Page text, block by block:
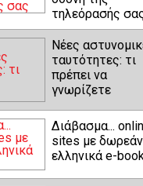
τηλεόρασής
Νέες
ταυτότητες: τι
πρέπει να
γνωρίζετε
Διάβασμα...
sites με δωρεάν
ελληνικά e-